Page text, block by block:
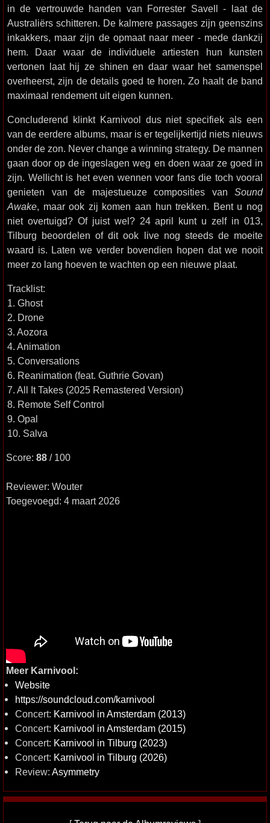
in de vertrouwde handen van Forrester Savell - laat de
Australiërs schitteren. De kalmere passages zijn geenszins
inkakkers, maar zijn de opmaat naar meer - mede dankzij
hem. Daar waar de individuele artiesten hun kunsten
vertonen laat hij ze shinen en daar waar het samenspel
overheerst, zijn de details goed te horen. Zo haalt de band
maximaal rendement uit eigen kunnen.
Concluderend klinkt Karnivool dus niet specifiek als een
van de eerdere albums, maar is er tegelijkertijd niets nieuws
onder de zon. Never change a winning strategy. De mannen
gaan door op de ingeslagen weg en doen waar ze goed in
zijn. Wellicht is het even wennen voor fans die toch vooral
genieten van de majestueuze composities van Sound
Awake, maar ook zij komen aan hun trekken. Bent u nog
niet overtuigd? Of juist wel? 24 april kunt u zelf in 013,
Tilburg beoordelen of dit ook live nog steeds de moeite
waard is. Laten we verder bovendien hopen dat we nooit
meer zo lang hoeven te wachten op een nieuwe plaat.
Tracklist:
1. Ghost
2. Drone
3. Aozora
4. Animation
5. Conversations
6. Reanimation (feat. Guthrie Govan)
7. All It Takes (2025 Remastered Version)
8. Remote Self Control
9. Opal
10. Salva
Score: 88 / 100
Reviewer: Wouter
Toegevoegd: 4 maart 2026
Meer Karnivool:
Website
https://soundcloud.com/karnivool
Concert: Karnivool in Amsterdam (2013)
Concert: Karnivool in Amsterdam (2015)
Concert: Karnivool in Tilburg (2023)
Concert: Karnivool in Tilburg (2026)
Review: Asymmetry